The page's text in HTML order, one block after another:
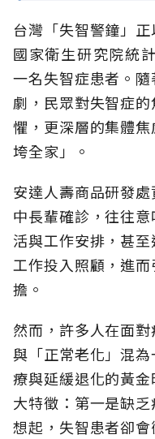
台灣「失智警鐘」
國家衛生研究院統
一名失智症患者。
劇，民眾對失智症
懼，更深層的集體
垮全家」。
安達人壽商品研發
中長輩確診，往往
活與工作安排，甚
工作投入照顧，進
擔。
然而，許多人在面對
與「正常老化」混
療與延緩退化的黃
大特徵：第一是缺
想起，失智患者卻